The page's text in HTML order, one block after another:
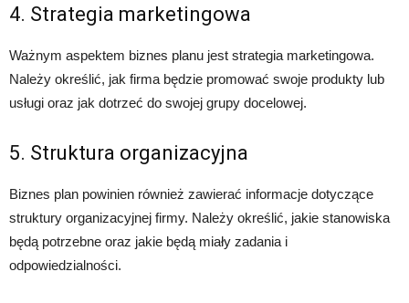
4. Strategia marketingowa
Ważnym aspektem biznes planu jest strategia marketingowa.
Należy określić, jak firma będzie promować swoje produkty lub
usługi oraz jak dotrzeć do swojej grupy docelowej.
5. Struktura organizacyjna
Biznes plan powinien również zawierać informacje dotyczące
struktury organizacyjnej firmy. Należy określić, jakie stanowiska
będą potrzebne oraz jakie będą miały zadania i
odpowiedzialności.